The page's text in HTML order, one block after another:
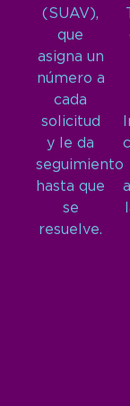
(SUAV),
que
asigna un
número a
cada
solicitud
y le da
seguimiento
hasta que
se
resuelve.